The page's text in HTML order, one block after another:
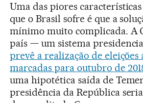
Uma das piores
que o Brasil sofre é que a
mínimo muito complicada. A
país — um sistema
prevê a realização de eleições
marcadas para outubro de
uma hipotética saída de
presidência da República